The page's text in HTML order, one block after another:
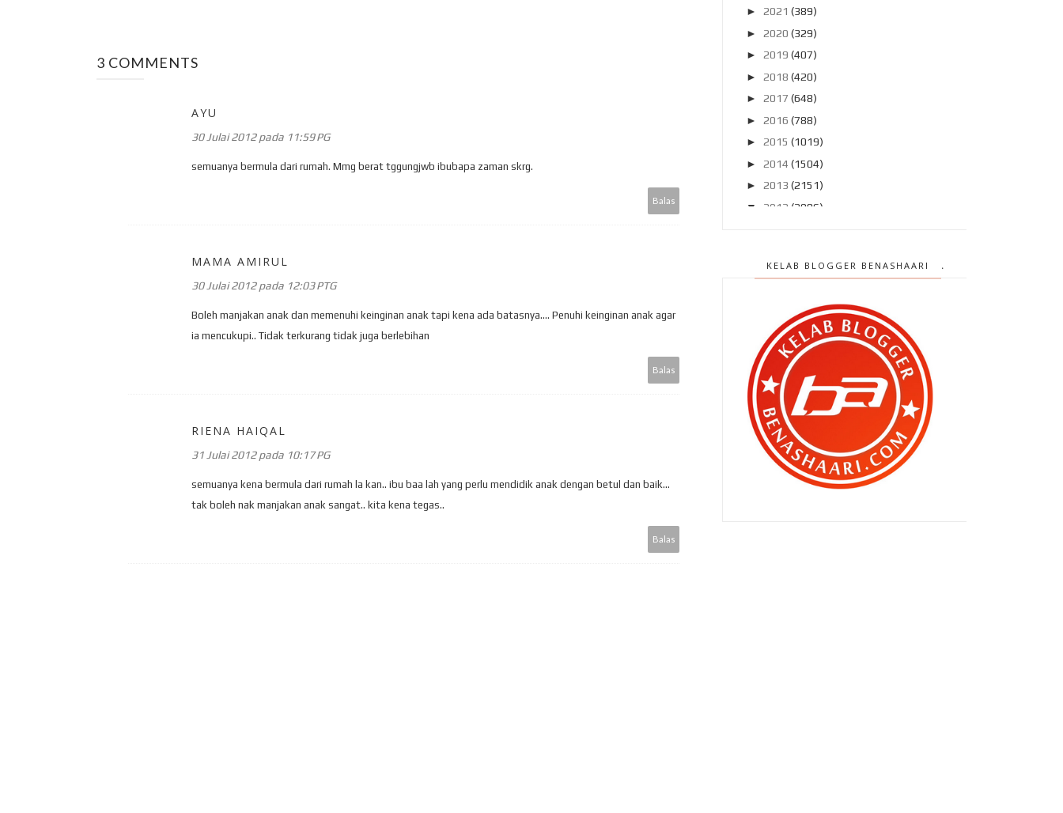
3 COMMENTS
AYU
30 Julai 2012 pada 11:59 PG
semuanya bermula dari rumah. Mmg berat tggungjwb ibubapa zaman skrg.
Balas
MAMA AMIRUL
30 Julai 2012 pada 12:03 PTG
Boleh manjakan anak dan memenuhi keinginan anak tapi kena ada batasnya.... Penuhi keinginan anak agar
ia mencukupi.. Tidak terkurang tidak juga berlebihan
Balas
RIENA HAIQAL
31 Julai 2012 pada 10:17 PG
semuanya kena bermula dari rumah la kan.. ibu baa lah yang perlu mendidik anak dengan betul dan baik...
tak boleh nak manjakan anak sangat.. kita kena tegas..
Balas
► 2021 (389)
► 2020 (329)
► 2019 (407)
► 2018 (420)
► 2017 (648)
► 2016 (788)
► 2015 (1019)
► 2014 (1504)
► 2013 (2151)
▼
2012 (2986)
►Oktober 2012 (285)
Ogos 2012(210)
▼ Julai 2012(239)
Terlepas saat terindah ? Rugi ..
Pasang MyDistress untuk
keselamatan kita ..
Patutlah si isteri serabai jer ..
Patutlah ..
KELAB BLOGGER BENASHAARI